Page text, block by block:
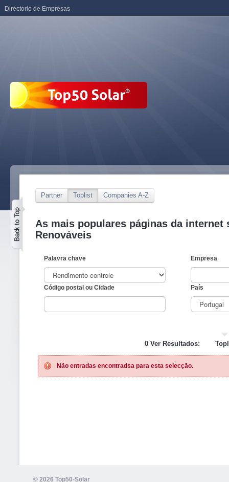
Partner Toplist Companies A-Z
As mais populares páginas da internet
Renováveis
Palavra chave Empresa
Código postal ou Cidade País
0 Ver Resultados:
Não entradas encontradsa para esta selecção.
© 2026 Top50-Solar
Directorio de Empresas